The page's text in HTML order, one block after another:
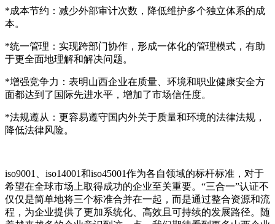
*成本节约：减少外部审计次数，降低维护多个独立体系的成
本。
*统一管理：实现跨部门协作，形成一体化的管理模式，有助
于更全面地理解和解决问题。
*增强竞争力：表明山西企业在质量、环境和职业健康安全方
面都达到了国际先进水平，增加了市场信任度。
*法规遵从：更容易遵守国内外关于质量和环境的法律法规，
降低法律风险。
iso9001、iso14001和iso45001作为各自领域的标杆标准，对于
希望在全球市场上取得成功的企业至关重要。“三合一”认证不
仅仅是简单地将三个标准合并在一起，而是通过整合资源和流
程，为企业提供了更加系统化、高效且可持续的发展路径。随